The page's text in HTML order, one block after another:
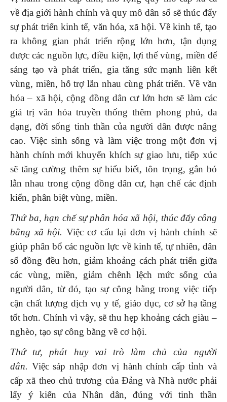
về địa giới hành chính và quy mô dân số sẽ thúc đẩy
sự phát triển kinh tế, văn hóa, xã hội. Về kinh tế, tạo
ra không gian phát triển rộng lớn hơn, tận dụng
được các nguồn lực, điều kiện, lợi thế vùng, miền để
sáng tạo và phát triển, gia tăng sức mạnh liên kết
vùng, miền, hỗ trợ lẫn nhau cùng phát triển. Về văn
hóa – xã hội, cộng đồng dân cư lớn hơn sẽ làm các
giá trị văn hóa truyền thống thêm phong phú, đa
dạng, đời sống tinh thần của người dân được nâng
cao. Việc sinh sống và làm việc trong một đơn vị
hành chính mới khuyến khích sự giao lưu, tiếp xúc
sẽ tăng cường thêm sự hiểu biết, tôn trọng, gắn bó
lẫn nhau trong cộng đồng dân cư, hạn chế các định
kiến, phân biệt vùng, miền.
Thứ ba, hạn chế sự phân hóa xã hội, thúc đẩy công
bằng xã hội. Việc cơ cấu lại đơn vị hành chính sẽ
giúp phân bổ các nguồn lực về kinh tế, tự nhiên, dân
số đồng đều hơn, giảm khoảng cách phát triển giữa
các vùng, miền, giảm chênh lệch mức sống của
người dân, từ đó, tạo sự công bằng trong việc tiếp
cận chất lượng dịch vụ y tế, giáo dục, cơ sở hạ tầng
tốt hơn. Chính vì vậy, sẽ thu hẹp khoảng cách giàu –
nghèo, tạo sự công bằng về cơ hội.
Thứ tư, phát huy vai trò làm chủ của người
dân. Việc sáp nhập đơn vị hành chính cấp tỉnh và
cấp xã theo chủ trương của Đảng và Nhà nước phải
lấy ý kiến của Nhân dân, đúng với tinh thần